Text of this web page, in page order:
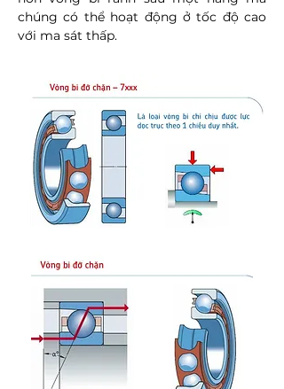
chúng có thể hoạt động ở tốc độ cao
với ma sát thấp.